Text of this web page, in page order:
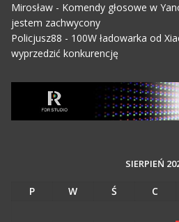
Mirosław- Komendy głosowe w
jestem zachwycony
Policjusz88 - 100W ładowarka od
wyprzedzić konkurencję
SIERPIEŃ
P W Ś C